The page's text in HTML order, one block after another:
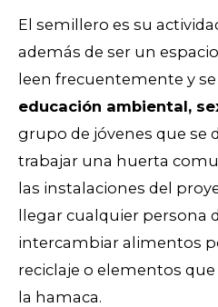
El semillero es su
además de ser un
leen frecuentemente y
educación ambiental,
grupo de jóvenes que se
trabajar una huerta
las instalaciones del
llegar cualquier persona
intercambiar alimentos
reciclaje o elementos que
la hamaca.